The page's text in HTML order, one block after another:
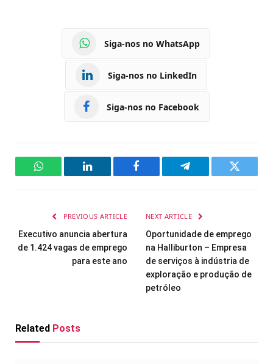
Siga-nos no WhatsApp
Siga-nos no LinkedIn
Siga-nos no Facebook
WhatsAppLinkedIn Facebook Telegram Twitter
PREVIOUS ARTICLE
Executivo anuncia abertura
de 1.424 vagas de emprego
para este ano
NEXT ARTICLE
Oportunidade de emprego
na Halliburton – Empresa
de serviços à indústria de
exploração e produção de
petróleo
Related Posts